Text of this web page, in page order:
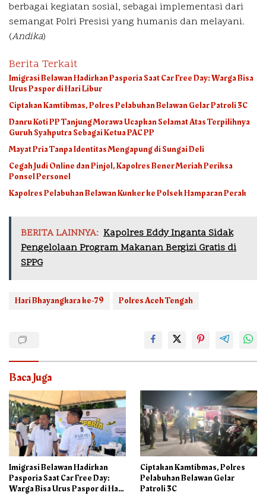
berbagai kegiatan sosial, sebagai implementasi dari
semangat Polri Presisi yang humanis dan melayani.
(Andika)
Berita Terkait
Imigrasi Belawan Hadirkan Pasporia Saat Car Free Day: Warga Bisa
Urus Paspor di Hari Libur
Ciptakan Kamtibmas, Polres Pelabuhan Belawan Gelar Patroli 3C
Danru Koti PP Tanjung Morawa Ucapkan Selamat Atas Terpilihnya
Guruh Syahputra Sebagai Ketua PAC PP
Mayat Pria Tanpa Identitas Mengapung di Sungai Deli
Cegah Judi Online dan Pinjol, Kapolres Bener Meriah Periksa
Ponsel Personel
Kapolres Pelabuhan Belawan Kunker ke Polsek Hamparan Perak
BERITA LAINNYA: Kapolres Eddy Inganta Sidak
Pengelolaan Program Makanan Bergizi Gratis di
SPPG
Hari Bhayangkara ke-79 Polres Aceh Tengah
Baca Juga
Imigrasi Belawan Hadirkan
Pasporia Saat Car Free Day:
Warga Bisa Urus Paspor di Hari
Ciptakan Kamtibmas, Polres
Pelabuhan Belawan Gelar
Patroli 3C